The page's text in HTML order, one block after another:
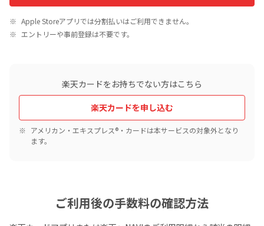
Apple Storeアプリでは分割払いはご利用できません。
エントリーや事前登録は不要です。
楽天カードをお持ちでない方はこちら
楽天カードを申し込む
アメリカン・エキスプレス®・カードは本サービスの対象外となり
ます。
ご利用後の手数料の確認方法